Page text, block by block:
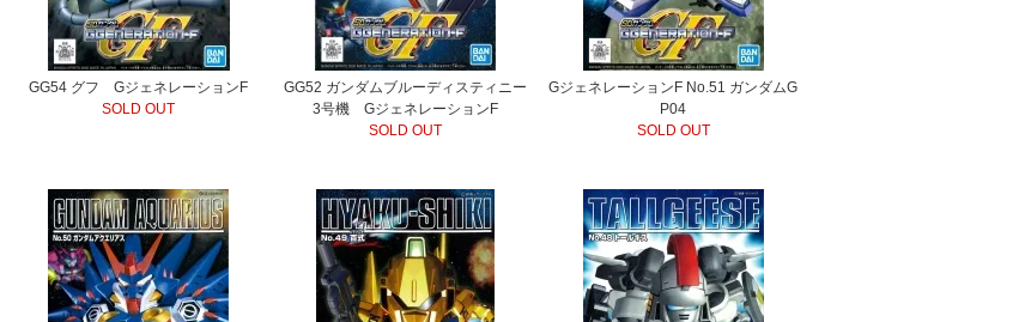
GG54 グフ GジェネレーションF
SOLD OUT
GG52 ガンダムブルーディスティニー
3号機 GジェネレーションF
SOLD OUT
GジェネレーションF No.51 ガンダムG
P04
SOLD OUT